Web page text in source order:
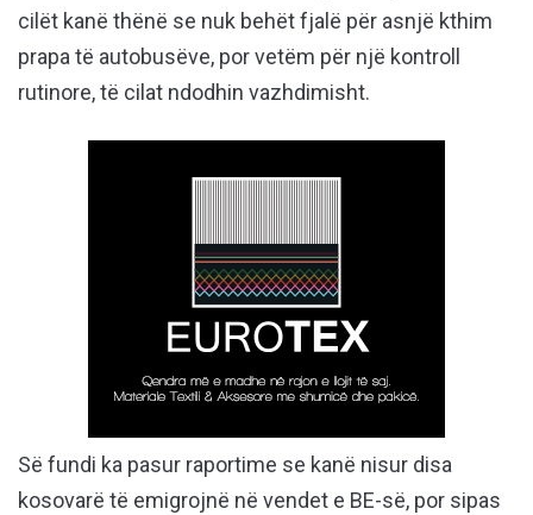
cilët kanë thënë se nuk behët fjalë për asnjë kthim
prapa të autobusëve, por vetëm për një kontroll
rutinore, të cilat ndodhin vazhdimisht.
Së fundi ka pasur raportime se kanë nisur disa
kosovarë të emigrojnë në vendet e BE-së, por sipas